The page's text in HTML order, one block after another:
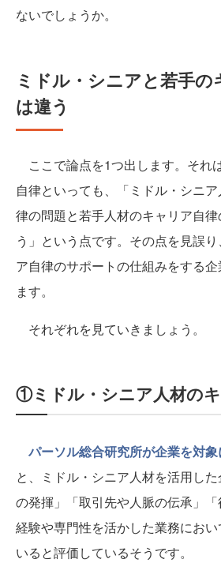
ないでしょうか。
ミドル・シニアと若手
は違う
ここで論点を1つ出します。それ
自律といっても、「ミドル・シニ
律の問題と若手人材のキャリア自
う」という点です。その点を見誤
ア自律のサポートの仕組みをする
ます。
それぞれを見ていきましょう。
①ミドル・シニア人材の
パーソル総合研究所が企業を対
と、ミドル・シニア人材を活用し
の発揮」「取引先や人脈の伝承」「
経験や専門性を活かした業務にお
いると評価しているそうです。